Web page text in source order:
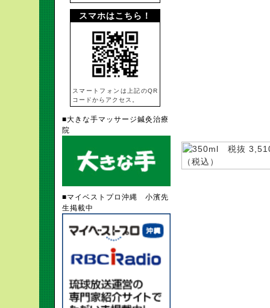
スマホはこちら！
スマートフォンは上記のQR
コードからアクセス。
■大きな手マッサージ鍼灸治療
院
■マイベストプロ沖縄 小濱先
生掲載中